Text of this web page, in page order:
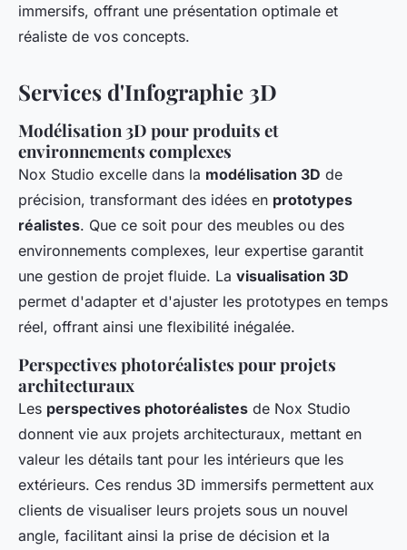
immersifs, offrant une présentation optimale et
réaliste de vos concepts.
Services d'Infographie 3D
Modélisation 3D pour produits et
environnements complexes
Nox Studio excelle dans la modélisation 3D de
précision, transformant des idées en prototypes
réalistes. Que ce soit pour des meubles ou des
environnements complexes, leur expertise garantit
une gestion de projet fluide. La visualisation 3D
permet d'adapter et d'ajuster les prototypes en temps
réel, offrant ainsi une flexibilité inégalée.
Perspectives photoréalistes pour projets
architecturaux
Les perspectives photoréalistes de Nox Studio
donnent vie aux projets architecturaux, mettant en
valeur les détails tant pour les intérieurs que les
extérieurs. Ces rendus 3D immersifs permettent aux
clients de visualiser leurs projets sous un nouvel
angle, facilitant ainsi la prise de décision et la